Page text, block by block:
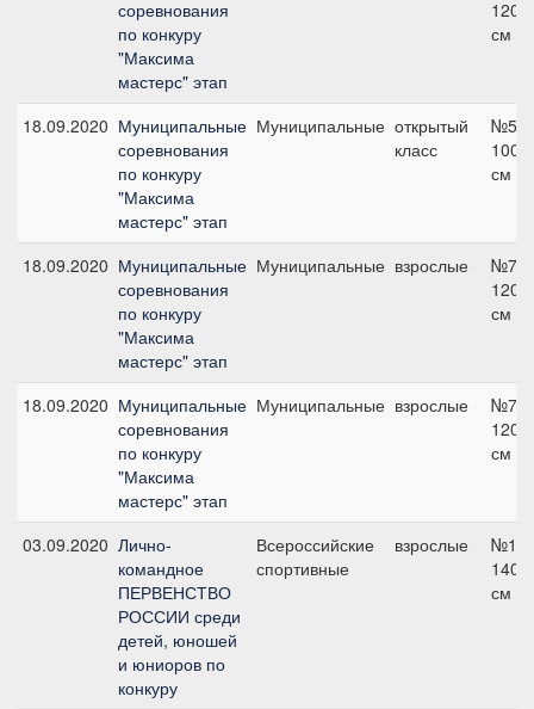
соревнования
по конкуру
"Максима
мастерс" этап
120
см
18.09.2020 Муниципальные
соревнования
по конкуру
"Максима
мастерс" этап
Муниципальные открытый
класс
№5,
100
см
18.09.2020 Муниципальные
соревнования
по конкуру
"Максима
мастерс" этап
Муниципальные взрослые
№7,
120
см
18.09.2020 Муниципальные
соревнования
по конкуру
"Максима
мастерс" этап
Муниципальные взрослые
№7,
120
см
03.09.2020 Лично-
командное
ПЕРВЕНСТВО
РОССИИ среди
детей, юношей
и юниоров по
конкуру
Всероссийские
спортивные
взрослые
№13,
140
см